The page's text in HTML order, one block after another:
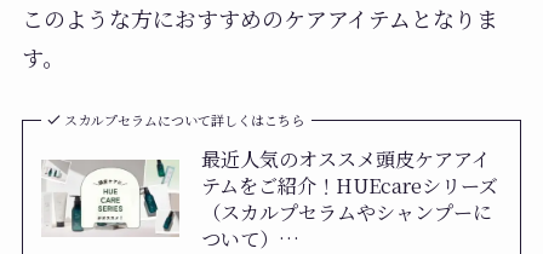
このような方におすすめのケアアイテムとなりま
す。
スカルプセラムについて詳しくはこちら
最近人気のオススメ頭皮ケアアイ
テムをご紹介！HUEcareシリーズ
（スカルプセラムやシャンプーに
ついて）…